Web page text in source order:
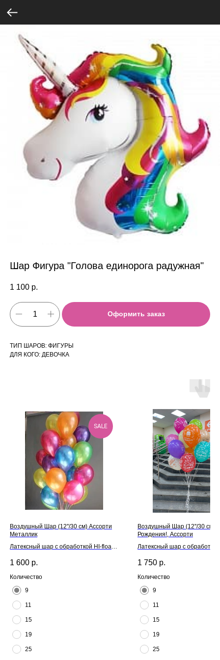
Шар Фигура "Голова единорога радужная"
1 100 р.
Оформить заказ
ТИП ШАРОВ: ФИГУРЫ
ДЛЯ КОГО: ДЕВОЧКА
SALE
Воздушный Шар (12''/30 см) Ассорти
Металлик
Латексный шар с обработкой HI-float
1 600 р.
Количество
9
11
15
19
25
Воздушный Шар (12''/30 см)
Рождения!, Ассорти
Латексный шар с
1 750 р.
Количество
9
11
15
19
25